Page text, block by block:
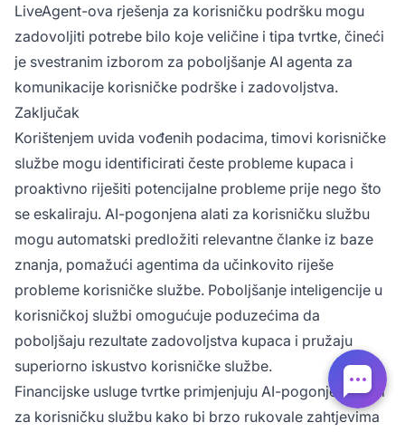
LiveAgent-ova rješenja za korisničku podršku mogu
zadovoljiti potrebe bilo koje veličine i tipa tvrtke, čineći
je svestranim izborom za poboljšanje AI agenta za
komunikacije korisničke podrške i zadovoljstva.
Zaključak
Korištenjem uvida vođenih podacima, timovi korisničke
službe mogu identificirati česte probleme kupaca i
proaktivno riješiti potencijalne probleme prije nego što
se eskaliraju. AI-pogonjena alati za korisničku službu
mogu automatski predložiti relevantne članke iz baze
znanja, pomažući agentima da učinkovito riješe
probleme korisničke službe. Poboljšanje inteligencije u
korisničkoj službi omogućuje poduzećima da
poboljšaju rezultate zadovoljstva kupaca i pružaju
superiorno iskustvo korisničke službe.
Financijske usluge tvrtke primjenjuju AI-pogonjena alati
za korisničku službu kako bi brzo rukovale zahtjevima